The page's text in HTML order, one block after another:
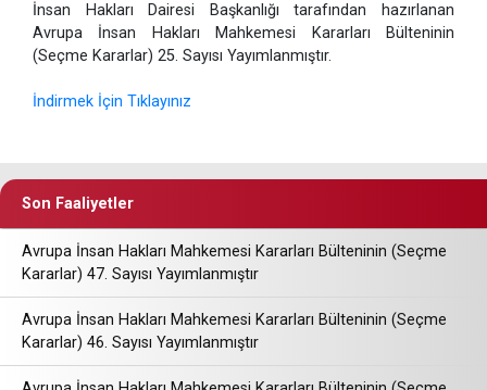
İnsan Hakları Dairesi Başkanlığı tarafından hazırlanan
Avrupa İnsan Hakları Mahkemesi Kararları Bülteninin
(Seçme Kararlar) 25. Sayısı Yayımlanmıştır.
İndirmek İçin Tıklayınız
Son Faaliyetler
Avrupa İnsan Hakları Mahkemesi Kararları Bülteninin (Seçme
Kararlar) 47. Sayısı Yayımlanmıştır
Avrupa İnsan Hakları Mahkemesi Kararları Bülteninin (Seçme
Kararlar) 46. Sayısı Yayımlanmıştır